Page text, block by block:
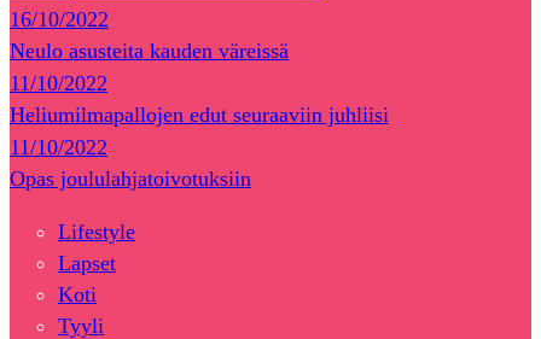
16/10/2022
Neulo asusteita kauden väreissä
11/10/2022
Heliumilmapallojen edut seuraaviin juhliisi
11/10/2022
Opas joululahjatoivotuksiin
Lifestyle
Lapset
Koti
Tyyli